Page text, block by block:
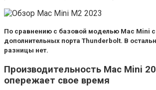
По сравнению с базовой моделью Mac Mini
дополнительных порта Thunderbolt. В
разницы нет.
Производительность Mac Mini
опережает свое время